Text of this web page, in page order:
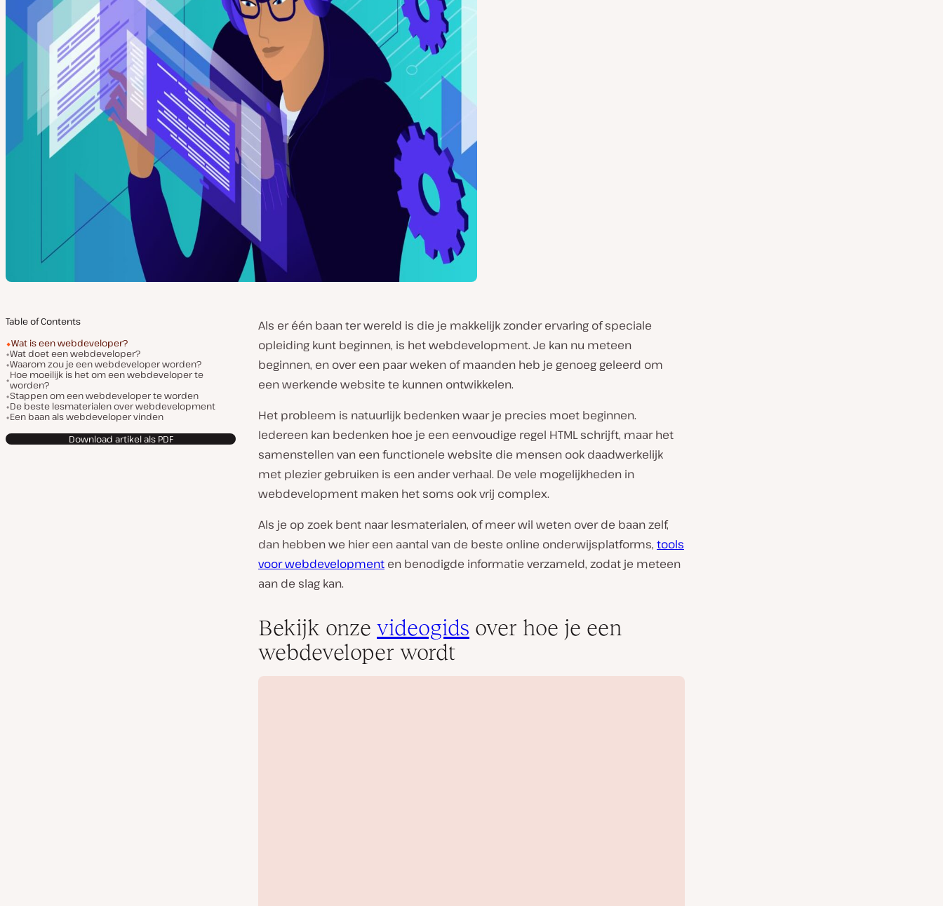
Table of Contents
Wat is een webdeveloper?
Wat doet een webdeveloper?
Waarom zou je een webdeveloper worden?
Hoe moeilijk is het om een webdeveloper te
worden?
Stappen om een webdeveloper te worden
De beste lesmaterialen over webdevelopment
Een baan als webdeveloper vinden
Download artikel als PDF
Als er één baan ter wereld is die je makkelijk zonder ervaring of speciale
opleiding kunt beginnen, is het webdevelopment. Je kan nu meteen
beginnen, en over een paar weken of maanden heb je genoeg geleerd om
een werkende website te kunnen ontwikkelen.
Het probleem is natuurlijk bedenken waar je precies moet beginnen.
Iedereen kan bedenken hoe je een eenvoudige regel HTML schrijft, maar het
samenstellen van een functionele website die mensen ook daadwerkelijk
met plezier gebruiken is een ander verhaal. De vele mogelijkheden in
webdevelopment maken het soms ook vrij complex.
Als je op zoek bent naar lesmaterialen, of meer wil weten over de baan zelf,
dan hebben we hier een aantal van de beste online onderwijsplatforms, tools
voor webdevelopment en benodigde informatie verzameld, zodat je meteen
aan de slag kan.
Bekijk onze videogids over hoe je een
webdeveloper wordt